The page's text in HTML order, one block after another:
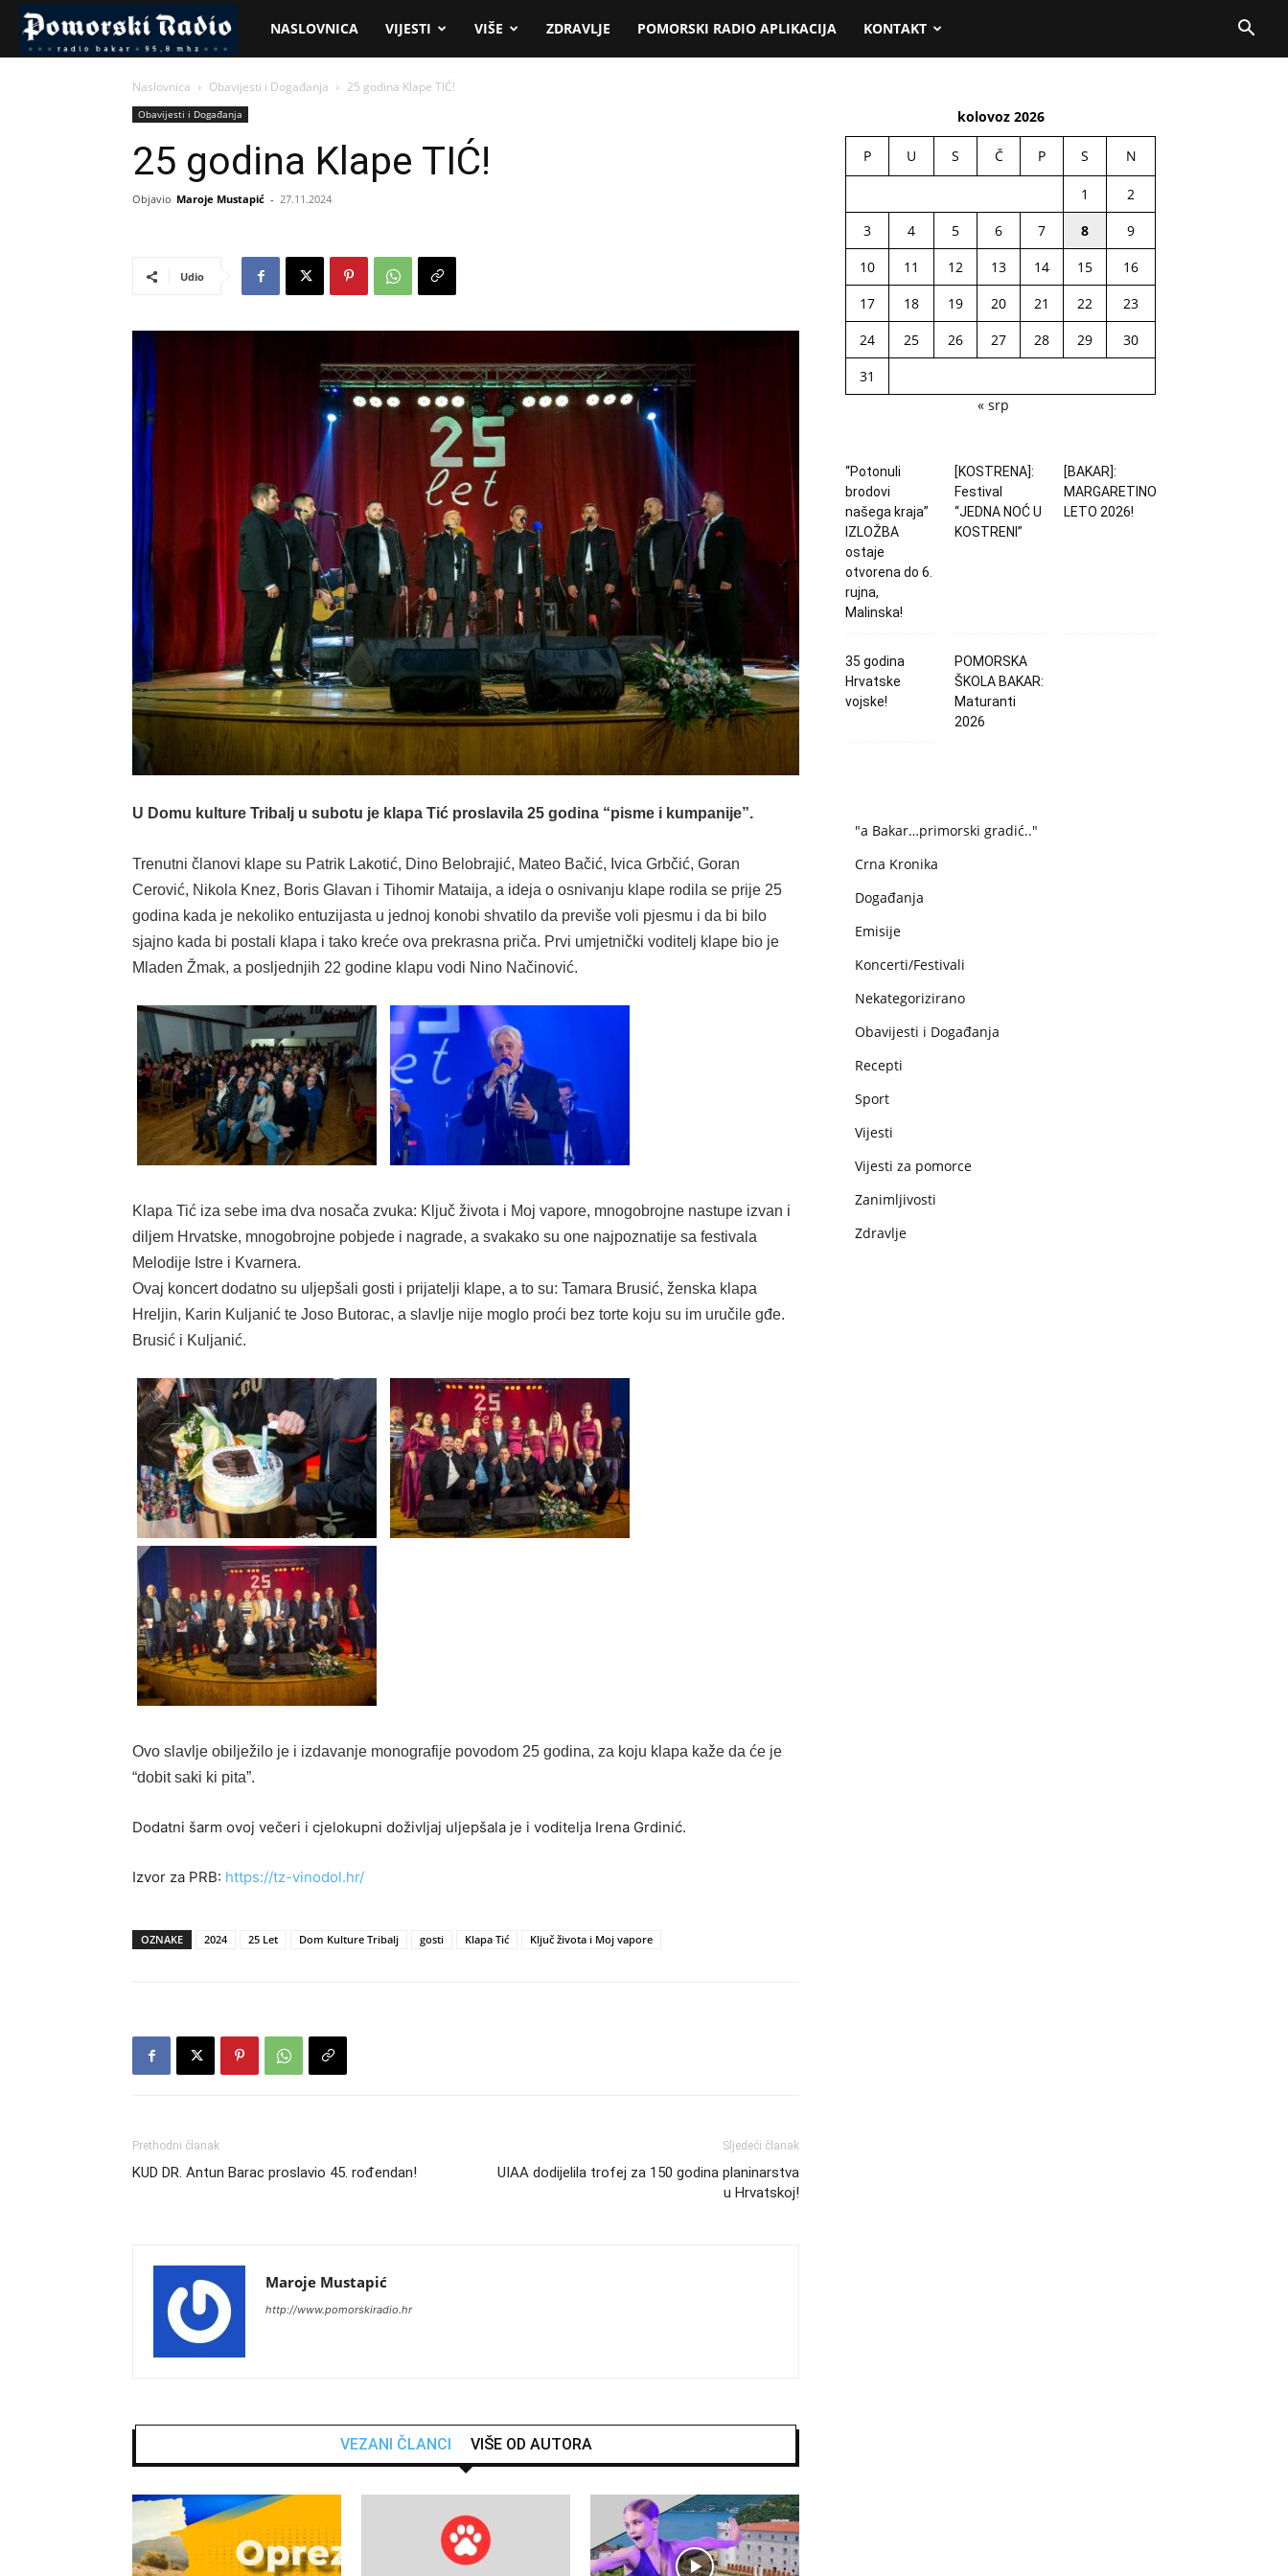
Pomorski
Radio
NASLOVNICA VIJESTI VIŠE ZDRAVLJE POMORSKI RADIO APLIKACIJA KONTAKT
Naslovnica Obavijesti i Događanja 25 godina Klape TIĆ!
Obavijesti i Događanja
25 godina Klape TIĆ!
Objavio Maroje Mustapić - 27.11.2024
Udio
U Domu kulture Tribalj u subotu je klapa Tić proslavila 25 godina “pisme i kumpanije”.
Trenutni članovi klape su Patrik Lakotić, Dino Belobrajić, Mateo Bačić, Ivica Grbčić, Goran
Cerović, Nikola Knez, Boris Glavan i Tihomir Mataija, a ideja o osnivanju klape rodila se prije 25
godina kada je nekoliko entuzijasta u jednoj konobi shvatilo da previše voli pjesmu i da bi bilo
sjajno kada bi postali klapa i tako kreće ova prekrasna priča. Prvi umjetnički voditelj klape bio je
Mladen Žmak, a posljednjih 22 godine klapu vodi Nino Načinović.
Klapa Tić iza sebe ima dva nosača zvuka: Ključ života i Moj vapore, mnogobrojne nastupe izvan i
diljem Hrvatske, mnogobrojne pobjede i nagrade, a svakako su one najpoznatije sa festivala
Melodije Istre i Kvarnera.
Ovaj koncert dodatno su uljepšali gosti i prijatelji klape, a to su: Tamara Brusić, ženska klapa
Hreljin, Karin Kuljanić te Joso Butorac, a slavlje nije moglo proći bez torte koju su im uručile gđe.
Brusić i Kuljanić.
Ovo slavlje obilježilo je i izdavanje monografije povodom 25 godina, za koju klapa kaže da će je
“dobit saki ki pita”.
Dodatni šarm ovoj večeri i cjelokupni doživljaj uljepšala je i voditelja Irena Grdinić.
Izvor za PRB: https://tz-vinodol.hr/
OZNAKE 2024 25 Let Dom Kulture Tribalj gosti Klapa Tić Ključ života i Moj vapore
Prethodni članak
KUD DR. Antun Barac proslavio 45. rođendan!
Sljedeći članak
UIAA dodijelila trofej za 150 godina planinarstva
u Hrvatskoj!
Maroje Mustapić
http://www.pomorskiradio.hr
VEZANI ČLANCI VIŠE OD AUTORA
kolovoz 2026
P U S Č P S N
1
2
3
4 5 6 7 8
9
10
11 12 13 14 15
16
17
18 19 20 21 22
23
24
25 26 27 28 29
30
31
« srp
“Potonuli
brodovi
našega kraja”
IZLOŽBA
ostaje
otvorena do 6.
rujna,
Malinska!
[KOSTRENA]:
Festival
“JEDNA NOĆ U
KOSTRENI”
[BAKAR]:
MARGARETINO
LETO 2026!
35 godina
Hrvatske
vojske!
POMORSKA
ŠKOLA BAKAR:
Maturanti
2026
"a Bakar…primorski gradić.."
Crna Kronika
Događanja
Emisije
Koncerti/Festivali
Nekategorizirano
Obavijesti i Događanja
Recepti
Sport
Vijesti
Vijesti za pomorce
Zanimljivosti
Zdravlje